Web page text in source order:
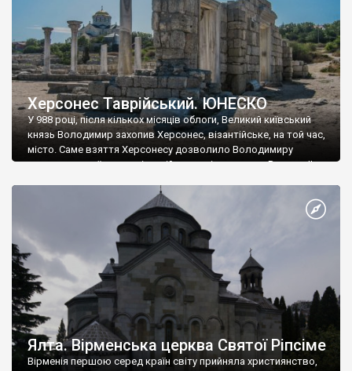
Херсонес Таврійський. ЮНЕСКО
У 988 році, після кількох місяців облоги, Великий київський
князь Володимир захопив Херсонес, візантійське, на той час,
місто. Саме взяття Херсонесу дозволило Володимиру
диктувати свої умови візантійському імператору Василю ІІ, та
Херсонесі Володимир-язичник, став Василем-християнином.
А потім було Хрещення Русі. На честь Херсонесу Таврійського
Ялта. Вірменська церква Святої Ріпсіме
Вірменія першою серед країн світу прийняла християнство,